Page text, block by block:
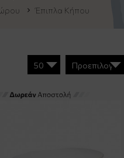
Έπιπλα Κήπου